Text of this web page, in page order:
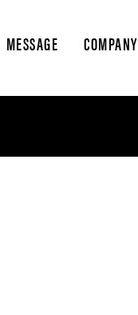
MESSAGE COMPANY